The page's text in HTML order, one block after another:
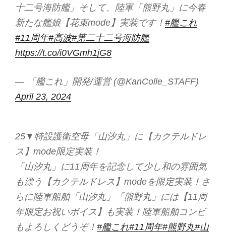
十二号海防艦」そして、陸軍「熊野丸」に今春
新たな艦娘【花束mode】実装です！ #艦これ
#11周年#高波#第二十二号海防艦
https://t.co/i0VGmh1jG8
— 「艦これ」開発/運営 (@KanColle_STAFF)
April 23, 2024
25▼特設護衛空母「山汐丸」に【カクテルドレ
ス】mode限定実装！
「山汐丸」に11周年を記念して少し和の雰囲気
も漂う【カクテルドレス】modeを限定実装！さ
らに陸軍船舶「山汐丸」「熊野丸」には【11周
年限定お祝いボイス】も実装！陸軍船舶コンビ
もよろしくどうぞ！ #艦これ#11周年#熊野丸#山